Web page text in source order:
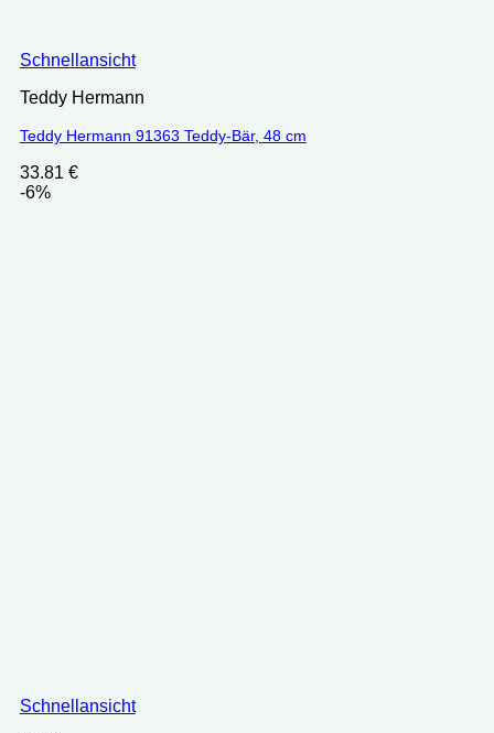
Schnellansicht
Teddy Hermann
Teddy Hermann 91363 Teddy-Bär, 48 cm
33.81 €
-6%
Schnellansicht